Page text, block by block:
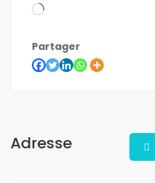
Partager
Adresse